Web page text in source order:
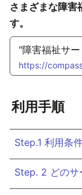
さまざまな障害
す。
"障害福祉サ
https://
利用手順
Step.1 利用条
Step. 2 どのサ